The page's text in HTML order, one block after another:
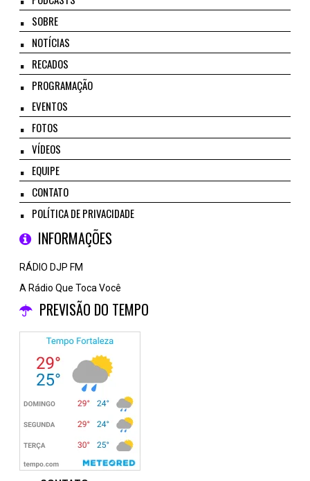
SOBRE
NOTÍCIAS
RECADOS
PROGRAMAÇÃO
EVENTOS
FOTOS
VÍDEOS
EQUIPE
CONTATO
POLÍTICA DE PRIVACIDADE
INFORMAÇÕES
RÁDIO DJP FM
A Rádio Que Toca Você
PREVISÃO DO TEMPO